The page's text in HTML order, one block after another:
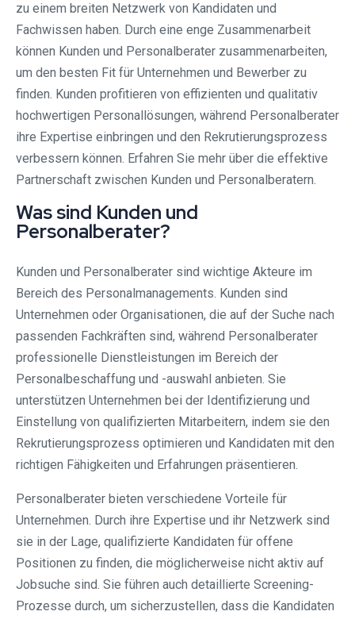
zu einem breiten Netzwerk von Kandidaten und
Fachwissen haben. Durch eine enge Zusammenarbeit
können Kunden und Personalberater zusammenarbeiten,
um den besten Fit für Unternehmen und Bewerber zu
finden. Kunden profitieren von effizienten und qualitativ
hochwertigen Personallösungen, während Personalberater
ihre Expertise einbringen und den Rekrutierungsprozess
verbessern können. Erfahren Sie mehr über die effektive
Partnerschaft zwischen Kunden und Personalberatern.
Was sind Kunden und
Personalberater?
Kunden und Personalberater sind wichtige Akteure im
Bereich des Personalmanagements. Kunden sind
Unternehmen oder Organisationen, die auf der Suche nach
passenden Fachkräften sind, während Personalberater
professionelle Dienstleistungen im Bereich der
Personalbeschaffung und -auswahl anbieten. Sie
unterstützen Unternehmen bei der Identifizierung und
Einstellung von qualifizierten Mitarbeitern, indem sie den
Rekrutierungsprozess optimieren und Kandidaten mit den
richtigen Fähigkeiten und Erfahrungen präsentieren.
Personalberater bieten verschiedene Vorteile für
Unternehmen. Durch ihre Expertise und ihr Netzwerk sind
sie in der Lage, qualifizierte Kandidaten für offene
Positionen zu finden, die möglicherweise nicht aktiv auf
Jobsuche sind. Sie führen auch detaillierte Screening-
Prozesse durch, um sicherzustellen, dass die Kandidaten